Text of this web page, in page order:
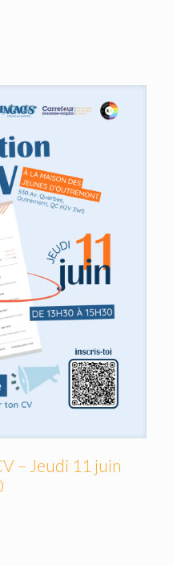
– Jeudi 11 juin